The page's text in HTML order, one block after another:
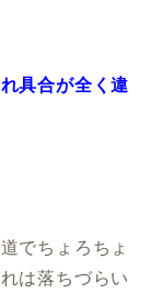
具合が全く違
でちょろちょ
は落ちづらい